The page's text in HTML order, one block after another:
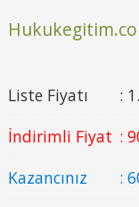
Liste Fiyatı :
İndirimli Fiyat :
Kazancınız
: